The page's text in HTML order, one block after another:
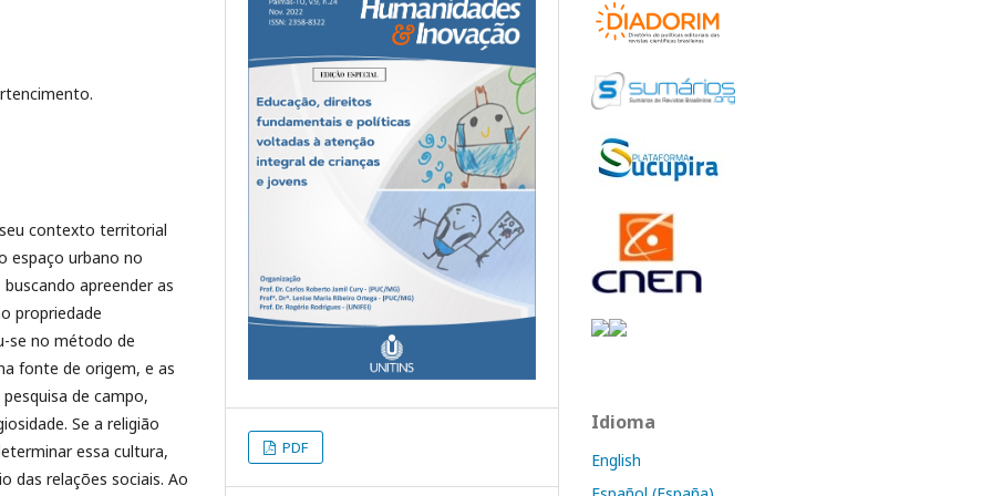
contexto territorial
espaço urbano no
apreender as
propriedade
se no método de
fonte de origem, e as
de campo,
Se a religião
essa cultura,
das relações sociais. Ao
PDF
Idioma
English